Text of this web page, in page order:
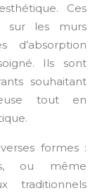
Ces
sur les murs
d’absorption
Ils sont
souhaitant
tout en
formes :
ou même
traditionnels